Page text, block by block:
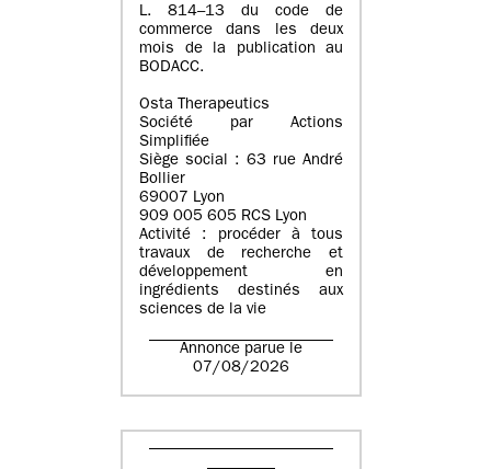
L. 814–13 du code de
commerce dans les deux
mois de la publication au
BODACC.
Osta Therapeutics
Société par Actions
Simplifiée
Siège social : 63 rue André
Bollier
69007 Lyon
909 005 605 RCS Lyon
Activité : procéder à tous
travaux de recherche et
développement en
ingrédients destinés aux
sciences de la vie
Annonce parue le
07/08/2026